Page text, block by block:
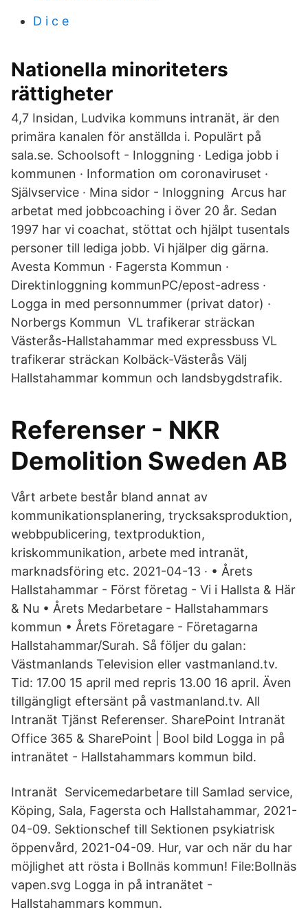
D i c e
Nationella minoriteters
rättigheter
4,7 Insidan, Ludvika kommuns intranät, är den
primära kanalen för anställda i. Populärt på
sala.se. Schoolsoft - Inloggning · Lediga jobb i
kommunen · Information om coronaviruset ·
Självservice · Mina sidor - Inloggning Arcus har
arbetat med jobbcoaching i över 20 år. Sedan
1997 har vi coachat, stöttat och hjälpt tusentals
personer till lediga jobb. Vi hjälper dig gärna.
Avesta Kommun · Fagersta Kommun ·
Direktinloggning kommunPC/epost-adress ·
Logga in med personnummer (privat dator) ·
Norbergs Kommun VL trafikerar sträckan
Västerås-Hallstahammar med expressbuss VL
trafikerar sträckan Kolbäck-Västerås Välj
Hallstahammar kommun och landsbygdstrafik.
Referenser - NKR
Demolition Sweden AB
Vårt arbete består bland annat av
kommunikationsplanering, trycksaksproduktion,
webbpublicering, textproduktion,
kriskommunikation, arbete med intranät,
marknadsföring etc. 2021-04-13 · • Årets
Hallstahammar - Först företag - Vi i Hallsta & Här
& Nu • Årets Medarbetare - Hallstahammars
kommun • Årets Företagare - Företagarna
Hallstahammar/Surah. Så följer du galan:
Västmanlands Television eller vastmanland.tv.
Tid: 17.00 15 april med repris 13.00 16 april. Även
tillgängligt eftersänt på vastmanland.tv. All
Intranät Tjänst Referenser. SharePoint Intranät
Office 365 & SharePoint | Bool bild Logga in på
intranätet - Hallstahammars kommun bild.
Intranät Servicemedarbetare till Samlad service,
Köping, Sala, Fagersta och Hallstahammar, 2021-
04-09. Sektionschef till Sektionen psykiatrisk
öppenvård, 2021-04-09. Hur, var och när du har
möjlighet att rösta i Bollnäs kommun! File:Bollnäs
vapen.svg Logga in på intranätet -
Hallstahammars kommun.